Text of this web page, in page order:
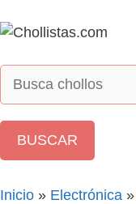
al
Inicio » Electrónica »